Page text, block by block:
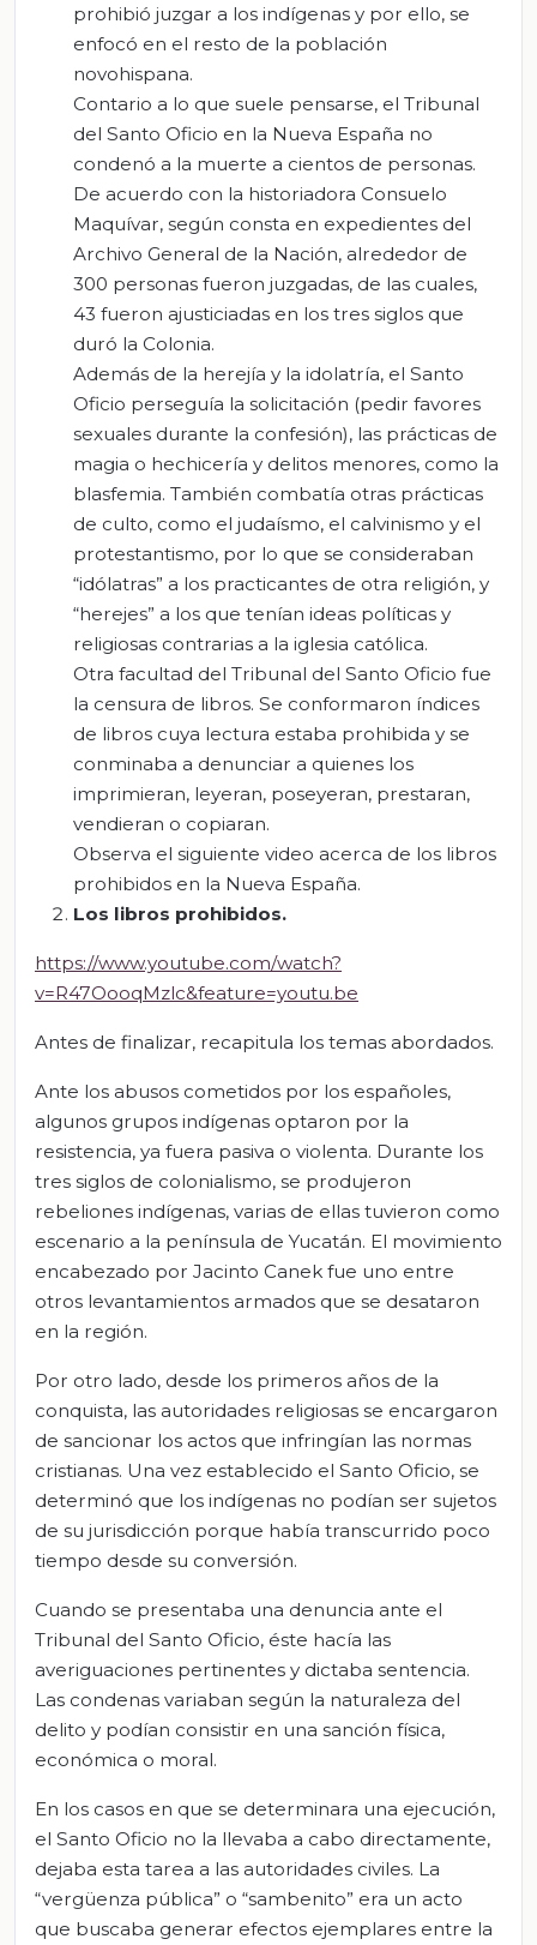
prohibió juzgar a los indígenas y por ello, se
enfocó en el resto de la población
novohispana.
Contario a lo que suele pensarse, el Tribunal
del Santo Oficio en la Nueva España no
condenó a la muerte a cientos de personas.
De acuerdo con la historiadora Consuelo
Maquívar, según consta en expedientes del
Archivo General de la Nación, alrededor de
300 personas fueron juzgadas, de las cuales,
43 fueron ajusticiadas en los tres siglos que
duró la Colonia.
Además de la herejía y la idolatría, el Santo
Oficio perseguía la solicitación (pedir favores
sexuales durante la confesión), las prácticas de
magia o hechicería y delitos menores, como la
blasfemia. También combatía otras prácticas
de culto, como el judaísmo, el calvinismo y el
protestantismo, por lo que se consideraban
“idólatras” a los practicantes de otra religión, y
“herejes” a los que tenían ideas políticas y
religiosas contrarias a la iglesia católica.
Otra facultad del Tribunal del Santo Oficio fue
la censura de libros. Se conformaron índices
de libros cuya lectura estaba prohibida y se
conminaba a denunciar a quienes los
imprimieran, leyeran, poseyeran, prestaran,
vendieran o copiaran.
Observa el siguiente video acerca de los libros
prohibidos en la Nueva España.
Los libros prohibidos.
https://www.youtube.com/watch?
v=R47OooqMzlc&feature=youtu.be
Antes de finalizar, recapitula los temas abordados.
Ante los abusos cometidos por los españoles,
algunos grupos indígenas optaron por la
resistencia, ya fuera pasiva o violenta. Durante los
tres siglos de colonialismo, se produjeron
rebeliones indígenas, varias de ellas tuvieron como
escenario a la península de Yucatán. El movimiento
encabezado por Jacinto Canek fue uno entre
otros levantamientos armados que se desataron
en la región.
Por otro lado, desde los primeros años de la
conquista, las autoridades religiosas se encargaron
de sancionar los actos que infringían las normas
cristianas. Una vez establecido el Santo Oficio, se
determinó que los indígenas no podían ser sujetos
de su jurisdicción porque había transcurrido poco
tiempo desde su conversión.
Cuando se presentaba una denuncia ante el
Tribunal del Santo Oficio, éste hacía las
averiguaciones pertinentes y dictaba sentencia.
Las condenas variaban según la naturaleza del
delito y podían consistir en una sanción física,
económica o moral.
En los casos en que se determinara una ejecución,
el Santo Oficio no la llevaba a cabo directamente,
dejaba esta tarea a las autoridades civiles. La
“vergüenza pública” o “sambenito” era un acto
que buscaba generar efectos ejemplares entre la